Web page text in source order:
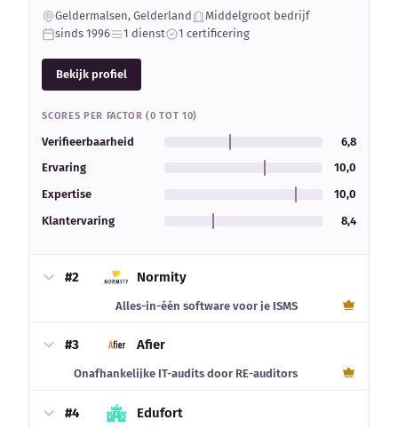
Geldermalsen, Gelderland
Middelgroot bedrijf
sinds 1996
1 dienst 1 certificering
Bekijk profiel
SCORES PER FACTOR (0 TOT 10)
Verifieerbaarheid
6,8
Ervaring
10,0
Expertise
10,0
Klantervaring
8,4
#2 Normity
Alles-in-één software voor je ISMS
#3 Afier
Onafhankelijke IT-audits door RE-auditors
#4 Edufort